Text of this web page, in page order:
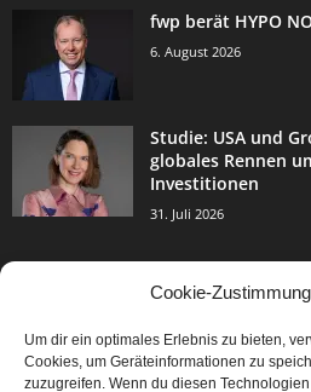
Cookie-
Um dir ein optimales Erlebnis zu bieten,
Cookies, um Geräteinformationen zu
zuzugreifen. Wenn du diesen
fwp berät HYPO
6. August 2026
Studie: USA und
globales Rennen
Investitionen
31. Juli 2026
Events & Success
Breaking News